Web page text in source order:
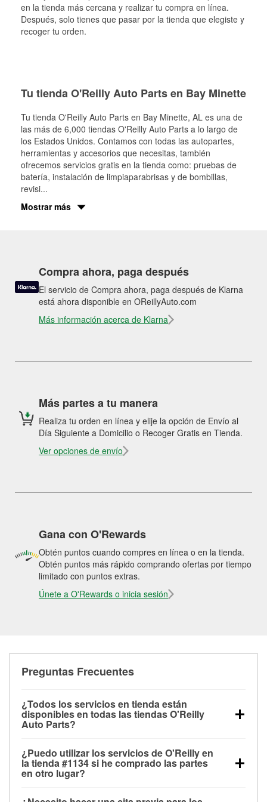
en la tienda más cercana y realizar tu compra en línea.
Después, solo tienes que pasar por la tienda que elegiste y
recoger tu orden.
Tu tienda O'Reilly Auto Parts en Bay Minette
Tu tienda O'Reilly Auto Parts en Bay Minette, AL es una de
las más de 6,000 tiendas O'Reilly Auto Parts a lo largo de
los Estados Unidos. Contamos con todas las autopartes,
herramientas y accesorios que necesitas, también
ofrecemos servicios gratis en la tienda como: pruebas de
batería, instalación de limpiaparabrisas y de bombillas,
revisi...
Mostrar más
Compra ahora, paga después
El servicio de Compra ahora, paga después de Klarna
está ahora disponible en OReillyAuto.com
Más información acerca de Klarna
Más partes a tu manera
Realiza tu orden en línea y elije la opción de Envío al
Día Siguiente a Domicilio o Recoger Gratis en Tienda.
Ver opciones de envío
Gana con O'Rewards
Obtén puntos cuando compres en línea o en la tienda.
Obtén puntos más rápido comprando ofertas por tiempo
limitado con puntos extras.
Únete a O'Rewards o inicia sesión
Preguntas Frecuentes
¿Todos los servicios en tienda están
disponibles en todas las tiendas O'Reilly
Auto Parts?
las pruebas de batería, pruebas de alternador y
motor de arranque, revisión de la luz “Check Engine”
con O'Reilly VeriScan® e instalación de
limpiaparabrisas o bombillas, están disponibles en
¿Puedo utilizar los servicios de O'Reilly en
la tienda #1134 si he comprado las partes
en otro lugar?